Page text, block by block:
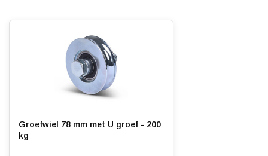
Groefwiel 78 mm met U groef - 200
kg